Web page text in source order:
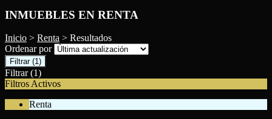
INMUEBLES EN RENTA
Inicio > Renta > Resultados
Ordenar por
Filtrar (1)
Filtrar (1)
Filtros Activos
Renta